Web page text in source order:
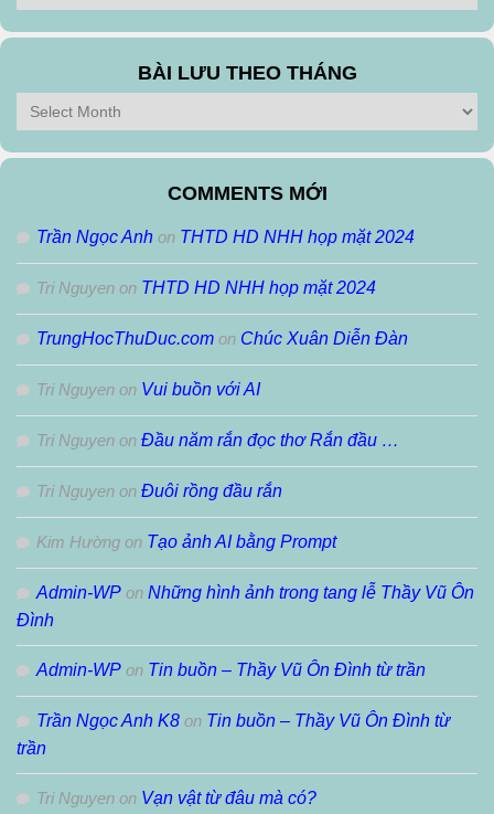
theo
Thể
BÀI LƯU THEO THÁNG
Bài
Lưu
Theo
COMMENTS MỚI
Trần Ngọc Anh on THTD HD NHH họp mặt 2024
Tri Nguyen on THTD HD NHH họp mặt 2024
TrungHocThuDuc.com on Chúc Xuân Diễn Đàn
Tri Nguyen on Vui buồn với AI
Tri Nguyen on Đầu năm rắn đọc thơ Rắn đầu …
Tri Nguyen on Đuôi rồng đầu rắn
Kim Hường on Tạo ảnh AI bằng Prompt
Admin-WP on Những hình ảnh trong tang lễ Thầy Vũ Ôn
Đình
Admin-WP on Tin buồn – Thầy Vũ Ôn Đình từ trần
Trần Ngọc Anh K8 on Tin buồn – Thầy Vũ Ôn Đình từ
trần
Tri Nguyen on Vạn vật từ đâu mà có?